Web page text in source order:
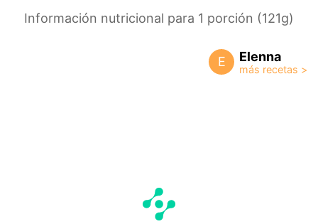
Información nutricional para 1 porción (121g)
E Elenna